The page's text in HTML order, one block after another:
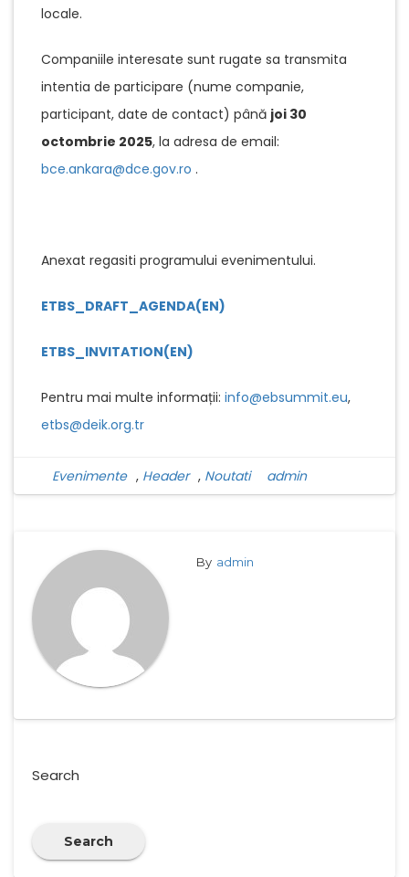
locale.
Companiile interesate sunt rugate sa transmita
intentia de participare (nume companie,
participant, date de contact) până joi 30
octombrie 2025, la adresa de email:
bce.ankara@dce.gov.ro .
Anexat regasiti programului evenimentului.
ETBS_DRAFT_AGENDA(EN)
ETBS_INVITATION(EN)
Pentru mai multe informații: info@ebsummit.eu,
etbs@deik.org.tr
Evenimente , Header , Noutati admin
By admin
Search
Search